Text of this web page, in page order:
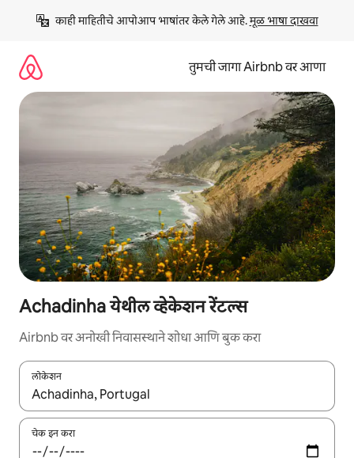
काही माहितीचे आपोआप भाषांतर केले गेले आहे. मूळ भाषा दाखवा
तुमची जागा Airbnb वर आणा
Achadinha येथील व्हेकेशन रेंटल्स
Airbnb वर अनोखी निवासस्थाने शोधा आणि बुक करा
लोकेशन
जेव्हा परिणाम उपलब्ध असतील, तेव्हा वरच्या आणि खाली बाणांच्या किजसह
चेक इन करा